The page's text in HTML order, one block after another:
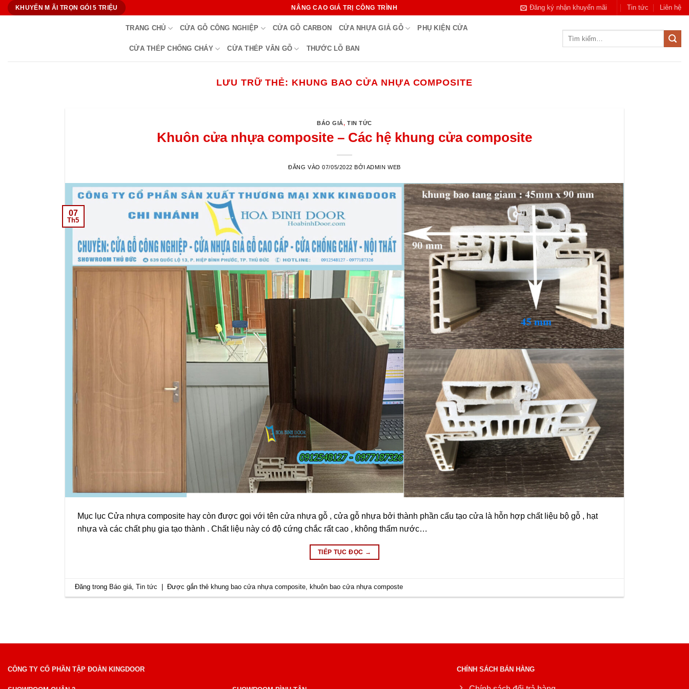
Bỏ
KHUYẾN M ÃI TRỌN GÓI 5 TRIỆU NÂNG CAO GIÁ TRỊ CÔNG TRÌNH Đăng ký nhận khuyến mãi Tin tức Liên hệ
TRANG CHỦ CỬA GỖ CÔNG NGHIỆP CỬA GỖ CARBON CỬA NHỰA GIẢ GỖ PHỤ KIỆN CỬA
CỬA THÉP CHỐNG CHÁY CỬA THÉP VÂN GỖ THƯỚC LỖ BAN
LƯU TRỮ THẺ: KHUNG BAO CỬA NHỰA COMPOSITE
BÁO GIÁ,TIN TỨC
Khuôn cửa nhựa composite – Các hệ khung cửa composite
ĐĂNG VÀO07/05/2022 BỞI ADMIN WEB
07
Th5
Mục lục Cửa nhựa composite hay còn được gọi với tên cửa nhựa gỗ , cửa gỗ nhựa bởi thành phần cấu tạo cửa là hỗn hợp chất liệu bộ gỗ , hạt
nhựa và các chất phụ gia tạo thành . Chất liệu này có độ cứng chắc rất cao , không thấm nước…
TIẾP TỤC ĐỌC →
Đăng trong Báo giá,Tin tức Được gắn thẻ khung bao cửa nhựa composite, khuôn bao cửa nhựa composte
CÔNG TY CỔ PHẦN TẬP ĐOÀN KINGDOOR CHÍNH SÁCH BÁN HÀNG